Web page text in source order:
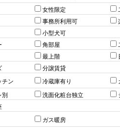
女性限定
事務所利用可
小型犬可
角部屋
最上階
分譲賃貸
チン 冷蔵庫有り
洗面化粧台独立
ガス暖房